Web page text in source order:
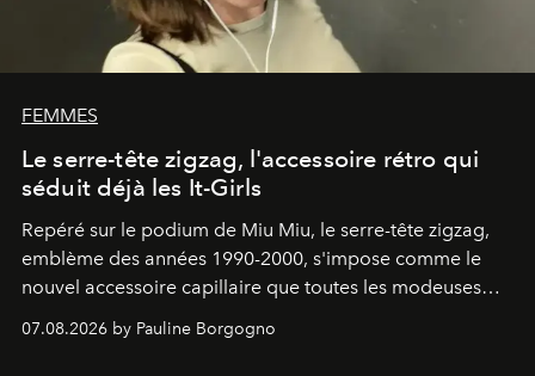
FEMMES
Le serre-tête zigzag, l'accessoire rétro qui
séduit déjà les It-Girls
Repéré sur le podium de Miu Miu, le serre-tête zigzag,
emblème des années 1990-2000, s'impose comme le
nouvel accessoire capillaire que toutes les modeuses
07.08.2026 by Pauline Borgogno